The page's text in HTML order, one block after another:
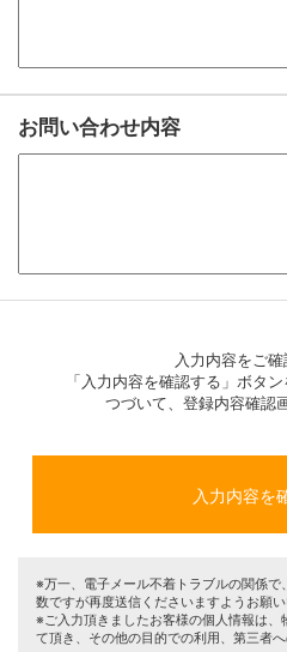
お問い合わせ内容
入力内容をご確
「入力内容を確認する」ボタ
つづいて、登録内容確認
※万一、電子メール不着トラブルの関係
数ですが再度送信くださいますようお願い
※ご入力頂きましたお客様の個人情報は
て頂き、その他の目的での利用、第三者へ